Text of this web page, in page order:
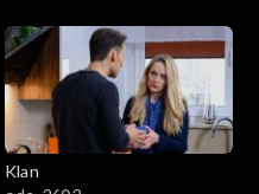
Klan